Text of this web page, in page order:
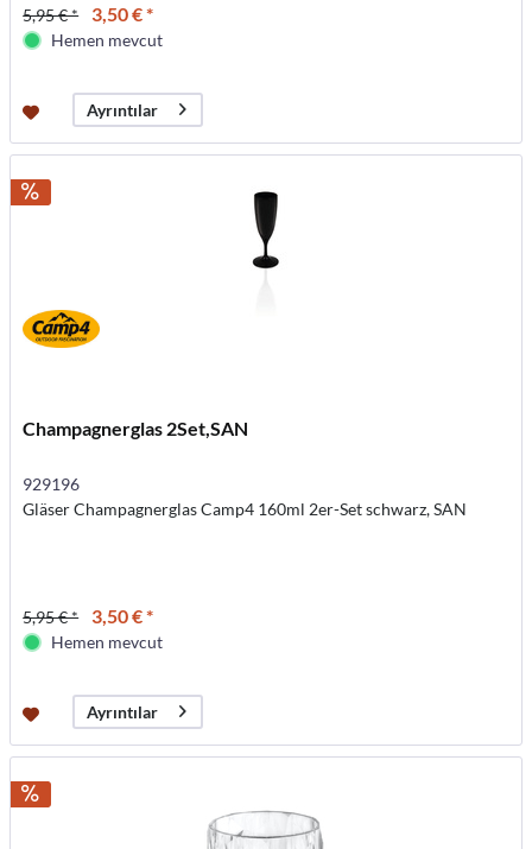
5,95 € * 3,50 € *
Hemen mevcut
Ayrıntılar
Champagnerglas 2Set,SAN
929196
Gläser Champagnerglas Camp4 160ml 2er-Set schwarz, SAN
5,95 € * 3,50 € *
Hemen mevcut
Ayrıntılar